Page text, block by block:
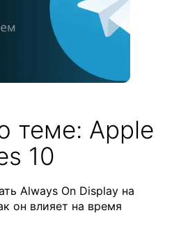
теме: Apple
10
Always On Display на
он влияет на время